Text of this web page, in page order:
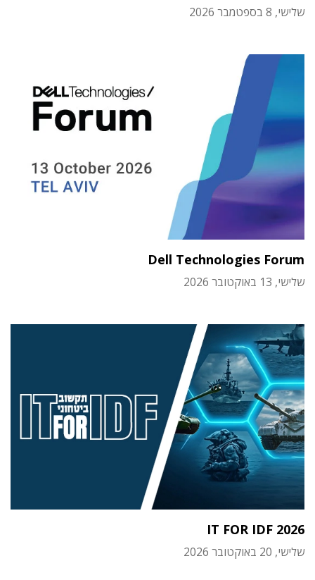
שלישי, 8 בספטמבר 2026
Dell Technologies Forum
שלישי, 13 באוקטובר 2026
IT FOR IDF 2026
שלישי, 20 באוקטובר 2026